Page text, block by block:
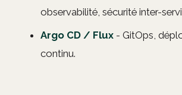
observabilité, sécurité inter-
Argo CD / Flux - GitOps,
continu.